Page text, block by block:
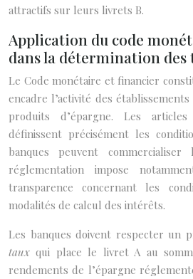
attractifs sur leurs livrets B.
Application du code
dans la détermination des
Le Code monétaire et financier
encadre l’activité des
produits d’épargne. Les
définissent précisément les
banques peuvent
réglementation impose
transparence concernant les
modalités de calcul des intérêts.
Les banques doivent respecter un
taux qui place le livret A au
rendements de l’épargne